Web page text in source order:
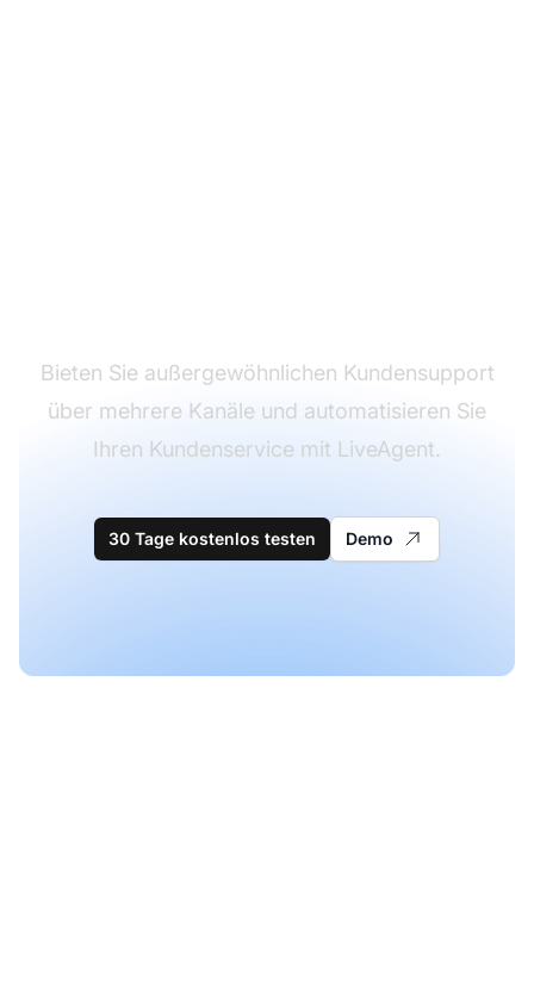
Bieten Sie außergewöhnlichen Kundensupport
über mehrere Kanäle und automatisieren Sie
Ihren Kundenservice mit LiveAgent.
30 Tage kostenlos testen Demo